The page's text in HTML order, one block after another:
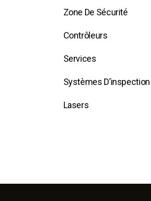
Zone De Sécurité
Contrôleurs
Services
Systèmes D’inspection
Lasers